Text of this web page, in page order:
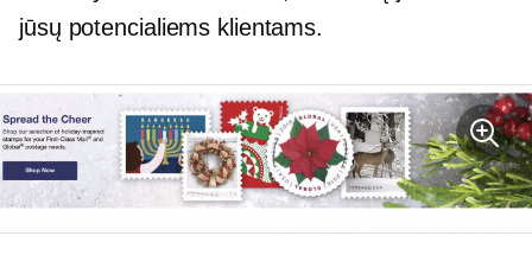
jūsų potencialiems klientams.